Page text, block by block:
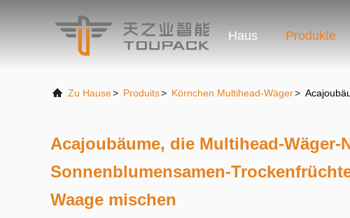
Haus Produkte
Zu Hause> Produits> Körnchen Multihead-Wäger>
Acajoubäume, die Multihead-Wäger-
Sonnenblumensamen-
Waage mischen